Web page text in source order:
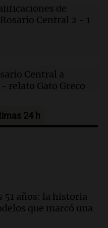
peruanos
de cinco
de
Central 2 - 1
Central a
relato Gato Greco
urbano y casa
mañana con
sorpresas
24 h
51 años: la historia
que marcó una